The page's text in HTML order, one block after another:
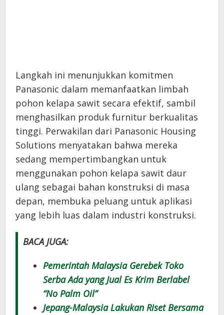
Langkah ini menunjukkan komitmen
Panasonic dalam memanfaatkan limbah
pohon kelapa sawit secara efektif, sambil
menghasilkan produk furnitur berkualitas
tinggi. Perwakilan dari Panasonic Housing
Solutions menyatakan bahwa mereka
sedang mempertimbangkan untuk
menggunakan pohon kelapa sawit daur
ulang sebagai bahan konstruksi di masa
depan, membuka peluang untuk aplikasi
yang lebih luas dalam industri konstruksi.
BACA JUGA:
Pemerintah Malaysia Gerebek Toko
Serba Ada yang Jual Es Krim Berlabel
“No Palm Oil”
Jepang-Malaysia Lakukan Riset Bersama